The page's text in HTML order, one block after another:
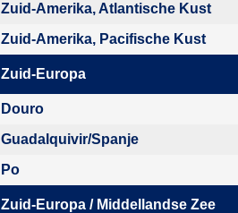
Zuid-Amerika, Atlantische Kust
Zuid-Amerika, Pacifische Kust
Zuid-Europa
Douro
Guadalquivir/Spanje
Po
Zuid-Europa / Middellandse Zee